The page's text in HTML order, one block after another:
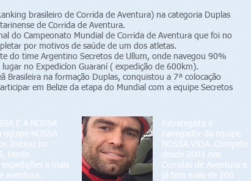
brasileiro de Corrida de Aventura) na categoria Duplas
de Corrida de Aventura.
do Campeonato Mundial de Corrida de Aventura que foi no
por motivos de saúde de um dos atletas.
do time Argentino Secretos de Ullum, onde navegou 90%
no Expedicíon Guaraní ( expedição de 600km).
Brasileira na formação Duplas, conquistou a 7ª colocação
em Belize da etapa do Mundial com a equipe Secretos
É A NOSSA
equipe NOSSA
Iniciou no
tendo
e mais
aventura.
Estrategista e
navegador da equipe
NOSSA VIDA. Compete
desde 2001 nas
Corridas de Aventura e
já tem mais de 200